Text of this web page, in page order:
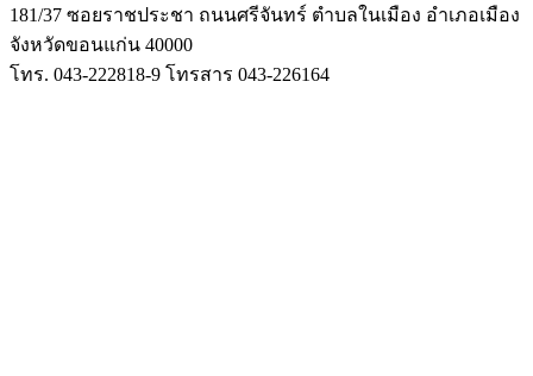
181/37 ซอยราชประชา ถนนศรีจันทร์ ตำบลในเมือง อำเภอเมือง
จังหวัดขอนแก่น 40000
โทร. 043-222818-9 โทรสาร 043-226164